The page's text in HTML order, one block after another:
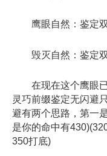
鹰眼自然：鉴定
毁灭自然：鉴定双
在现在这个鹰眼已
灵巧前缀鉴定无闪避
避有两个思路，第一
是你的命中有
350打底)